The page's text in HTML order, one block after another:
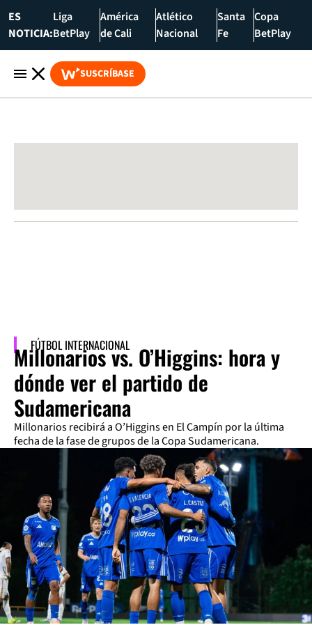
ES
NOTICIA:
Liga
BetPlay
América
de Cali
Atlético
Nacional
Santa
Fe
Copa
BetPlay
SUSCRÍBASE
FÚTBOL INTERNACIONAL
Millonarios vs. O’Higgins: hora y
dónde ver el partido de
Sudamericana
Millonarios recibirá a O’Higgins en El Campín por la última
fecha de la fase de grupos de la Copa Sudamericana.